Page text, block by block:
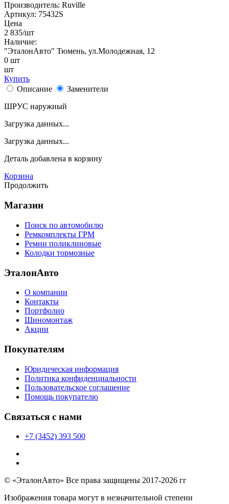
Производитель: Ruville
Артикул: 75432S
Цена
2 835/шт
Наличие:
"ЭталонАвто" Тюмень, ул.Молодежная, 12
0 шт
шт
Купить
Описание
Заменители
ШРУС наружный
Загрузка данных...
Загрузка данных...
Деталь добавлена в корзину
Корзина
Продолжить
Магазин
Поиск по автомобилю
Ремкомплекты ГРМ
Ремни поликлиновые
Колодки тормозные
ЭталонАвто
О компании
Контакты
Портфолио
Шиномонтаж
Акции
Покупателям
Юридическая информация
Политика конфиденциальности
Пользовательское соглашение
Помощь покупателю
Связаться с нами
+7 (3452) 393 500
© «ЭталонАвто» Все права защищены 2017-2026 гг
Изображения товара могут в незначительной степени